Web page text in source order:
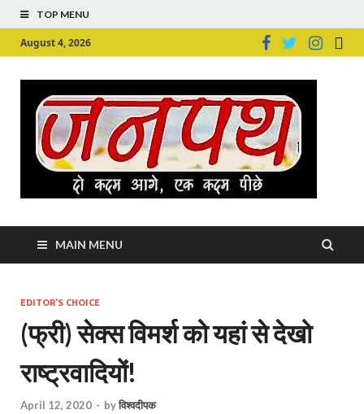
TOP MENU
August 4, 2026
MAIN MENU
EDITOR'S CHOICE
(फ्री) सेक्स विमर्श को यहां से देखो
राष्ट्रवादियों!
April 12, 2020 - byविश्वदीपक